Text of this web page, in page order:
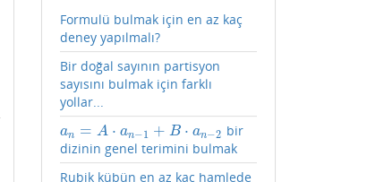
Formulü bulmak için en az kaç
deney yapılmalı?
Bir doğal sayının partisyon
sayısını bulmak için farklı
yollar...
an = A ⋅ an−1 + B ⋅ an−2
an =A⋅ an − 1+B⋅a n−2
bir
dizinin genel terimini bulmak
Rubik kübün en az kaç hamlede